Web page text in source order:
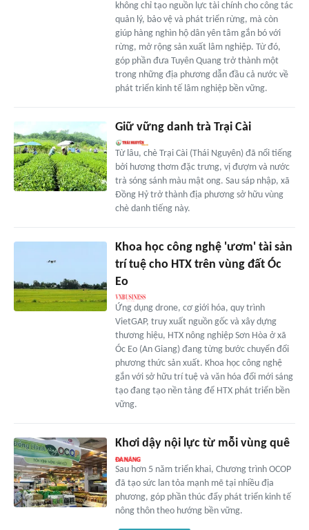
không chỉ tạo nguồn lực tài chính cho công tác
quản lý, bảo vệ và phát triển rừng, mà còn
giúp hàng nghìn hộ dân yên tâm gắn bó với
rừng, mở rộng sản xuất lâm nghiệp. Từ đó,
góp phần đưa Tuyên Quang trở thành một
trong những địa phương dẫn đầu cả nước về
phát triển kinh tế lâm nghiệp bền vững.
Giữ vững danh trà Trại Cài
Từ lâu, chè Trại Cài (Thái Nguyên) đã nổi tiếng
bởi hương thơm đặc trưng, vị đượm và nước
trà sóng sánh màu mật ong. Sau sáp nhập, xã
Đồng Hỷ trở thành địa phương sở hữu vùng
chè danh tiếng này.
Khoa học công nghệ 'ươm' tài sản
trí tuệ cho HTX trên vùng đất Óc
Eo
Ứng dụng drone, cơ giới hóa, quy trình
VietGAP, truy xuất nguồn gốc và xây dựng
thương hiệu, HTX nông nghiệp Sơn Hòa ở xã
Óc Eo (An Giang) đang từng bước chuyển đổi
phương thức sản xuất. Khoa học công nghệ
gắn với sở hữu trí tuệ và văn hóa đổi mới sáng
tạo đang tạo nền tảng để HTX phát triển bền
vững.
Khơi dậy nội lực từ mỗi vùng quê
Sau hơn 5 năm triển khai, Chương trình OCOP
đã tạo sức lan tỏa mạnh mẽ tại nhiều địa
phương, góp phần thúc đẩy phát triển kinh tế
nông thôn theo hướng bền vững.